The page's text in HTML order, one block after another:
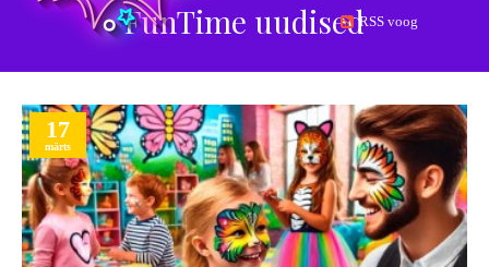
FunTime uudisedRSS voog
17
märts